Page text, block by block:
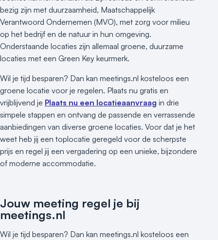
bezig zijn met duurzaamheid, Maatschappelijk
Verantwoord Ondernemen (MVO), met zorg voor milieu
op het bedrijf en de natuur in hun omgeving.
Onderstaande locaties zijn allemaal groene, duurzame
locaties met een Green Key keurmerk.
Wil je tijd besparen? Dan kan meetings.nl kosteloos een
groene locatie voor je regelen. Plaats nu gratis en
vrijblijvend je Plaats nu een locatieaanvraag in drie
simpele stappen en ontvang de passende en verrassende
aanbiedingen van diverse groene locaties. Voor dat je het
weet heb jij een toplocatie geregeld voor de scherpste
prijs en regel jij een vergadering op een unieke, bijzondere
of moderne accommodatie.
Jouw meeting regel je bij
meetings.nl
Wil je tijd besparen? Dan kan meetings.nl kosteloos een